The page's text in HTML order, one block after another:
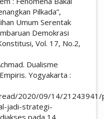
Pilkada”,
Umum Serentak
Demokrasi
Vol. 17, No.2,
Dualisme
Yogyakarta :
2020/09/14/
jadi-strategi-